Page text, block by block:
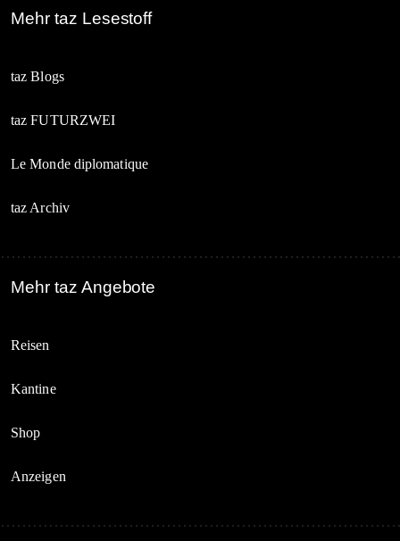
Mehr taz Lesestoff
taz Blogs
taz FUTURZWEI
Le Monde diplomatique
taz Archiv
Mehr taz Angebote
Reisen
Kantine
Shop
Anzeigen